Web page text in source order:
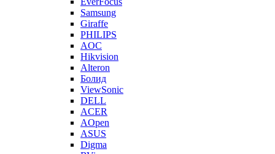
Samsung
Giraffe
PHILIPS
AOC
Hikvision
Alteron
Болид
ViewSonic
DELL
ACER
AOpen
ASUS
Digma